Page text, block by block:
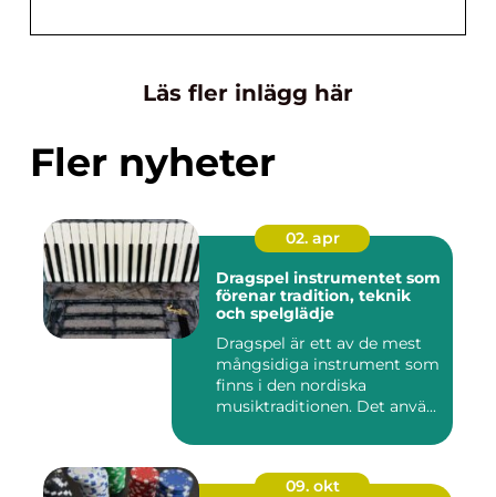
Läs fler inlägg här
Fler nyheter
02. apr
Dragspel instrumentet som
förenar tradition, teknik
och spelglädje
Dragspel är ett av de mest
mångsidiga instrument som
finns i den nordiska
musiktraditionen. Det anvä...
09. okt